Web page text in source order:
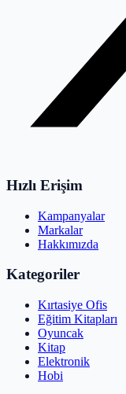
Hızlı Erişim
Kampanyalar
Markalar
Hakkımızda
Kategoriler
Kırtasiye Ofis
Eğitim Kitapları
Oyuncak
Kitap
Elektronik
Hobi